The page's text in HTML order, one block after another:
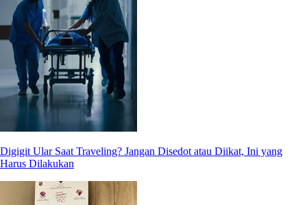
Digigit Ular Saat Traveling? Jangan Disedot atau Diikat, Ini yang
Harus Dilakukan